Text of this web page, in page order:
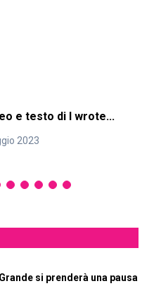
e testo di I wrote...
2023
si prenderà una pausa